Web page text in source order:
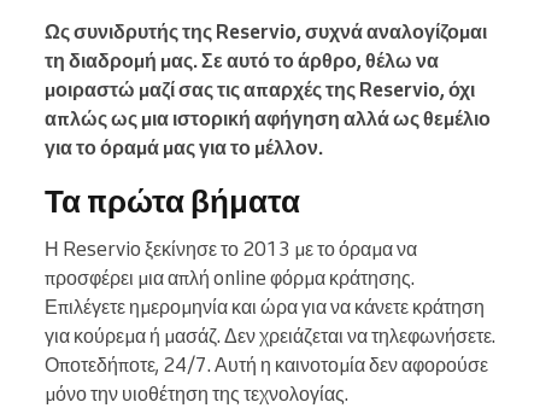
Ως συνιδρυτής της Reservio, συχνά αναλογίζομαι
τη διαδρομή μας. Σε αυτό το άρθρο, θέλω να
μοιραστώ μαζί σας τις απαρχές της Reservio, όχι
απλώς ως μια ιστορική αφήγηση αλλά ως θεμέλιο
για το όραμά μας για το μέλλον.
Τα πρώτα βήματα
Η Reservio ξεκίνησε το 2013 με το όραμα να
προσφέρει μια απλή online φόρμα κράτησης.
Επιλέγετε ημερομηνία και ώρα για να κάνετε κράτηση
για κούρεμα ή μασάζ. Δεν χρειάζεται να τηλεφωνήσετε.
Οποτεδήποτε, 24/7. Αυτή η καινοτομία δεν αφορούσε
μόνο την υιοθέτηση της τεχνολογίας.